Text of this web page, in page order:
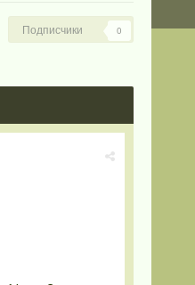
Подписчики 0